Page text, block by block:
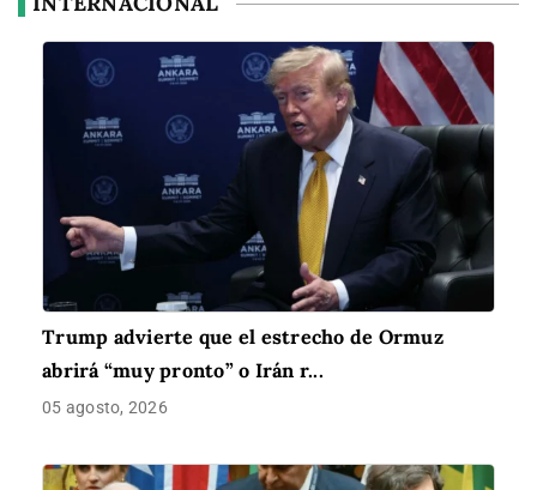
Trump advierte que el estrecho de Ormuz
abrirá “muy pronto” o Irán r...
05 agosto, 2026